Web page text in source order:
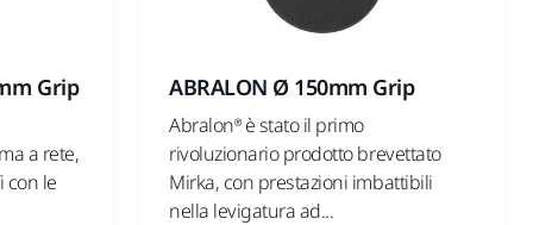
Grip
a rete,
con le
ABRALON Ø 150mm Grip
Abralon® è stato il primo
rivoluzionario prodotto brevettato
Mirka, con prestazioni imbattibili
nella levigatura ad...